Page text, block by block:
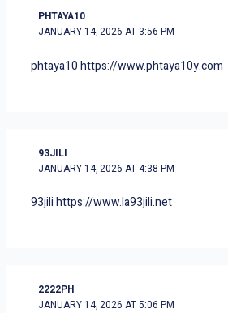
PHTAYA10
JANUARY 14, 2026 AT 3:56 PM
phtaya10https://www.phtaya10y.com
93JILI
JANUARY 14, 2026 AT 4:38 PM
93jilihttps://www.la93jili.net
2222PH
JANUARY 14, 2026 AT 5:06 PM